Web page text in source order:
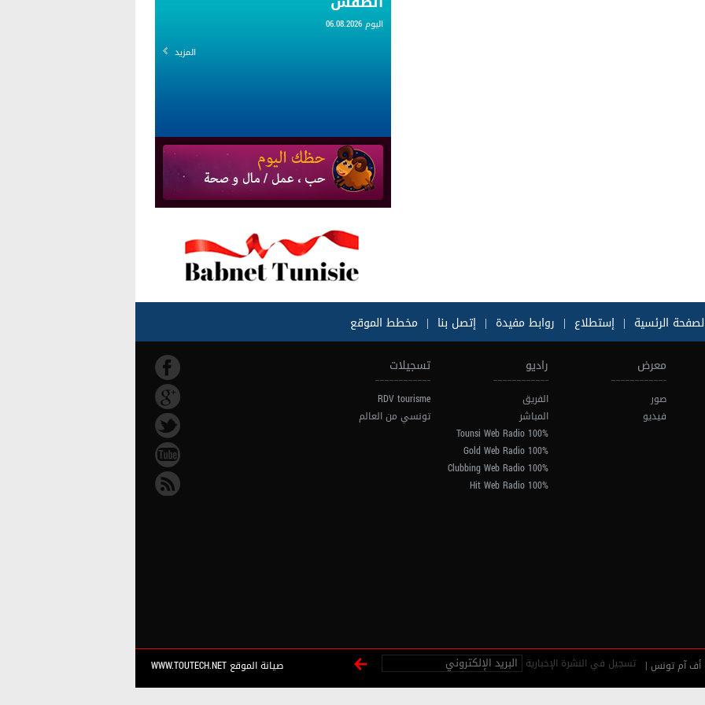
اليوم 06.08.2026
المزيد
الرئسية | إستطلاع | روابط مفيدة | إتصل بنا | مخطط الموقع
معرض
صور
فيديو
راديو
الفريق
المباشر
100% Tounsi Web Radio
100% Gold Web Radio
100% Clubbing Web Radio
100% Hit Web Radio
تسجيلات
RDV tourisme
تونسي من العالم
تسجيل في النشرة الإخبارية صيانة الموقع WWW.TOUTECH.NET